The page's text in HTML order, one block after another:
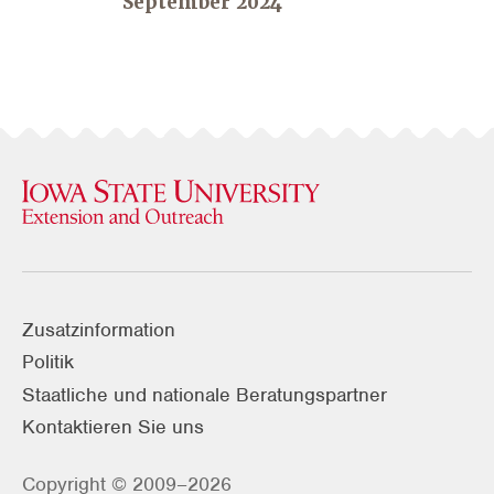
Zusatzinformation
Politik
Staatliche und nationale Beratungspartner
Kontaktieren Sie uns
Copyright © 2009–2026